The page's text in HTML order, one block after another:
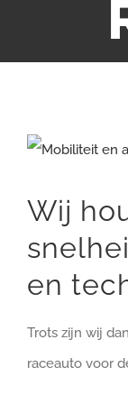
Bekijk
afbeelding
Wij
en
Trots zijn wij
raceauto voor